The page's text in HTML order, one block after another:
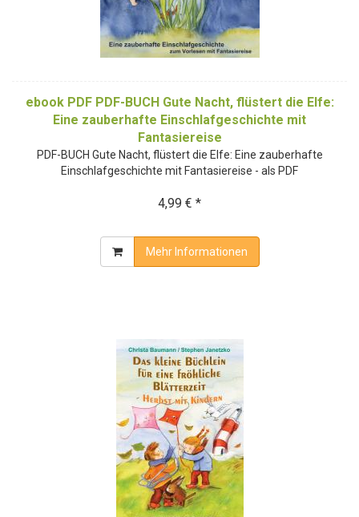
ebook PDF PDF-BUCH Gute Nacht, flüstert die Elfe:
Eine zauberhafte Einschlafgeschichte mit
Fantasiereise
PDF-BUCH Gute Nacht, flüstert die Elfe: Eine zauberhafte
Einschlafgeschichte mit Fantasiereise - als PDF
4,99 € *
Mehr Informationen